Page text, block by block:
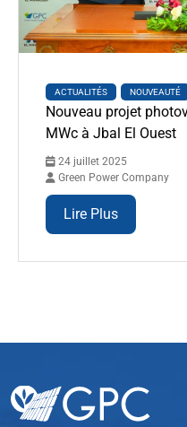
ACTUALITÉS NOUVEAUTÉ
Nouveau projet
MWc à Jbal El Ouest
24 juillet 2025
Green Power Company
Lire Plus